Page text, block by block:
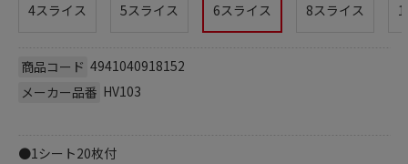
4スライス 5スライス 6スライス 8スライス
商品コード 4941040918152
メーカー品番 HV103
●1シート20枚付